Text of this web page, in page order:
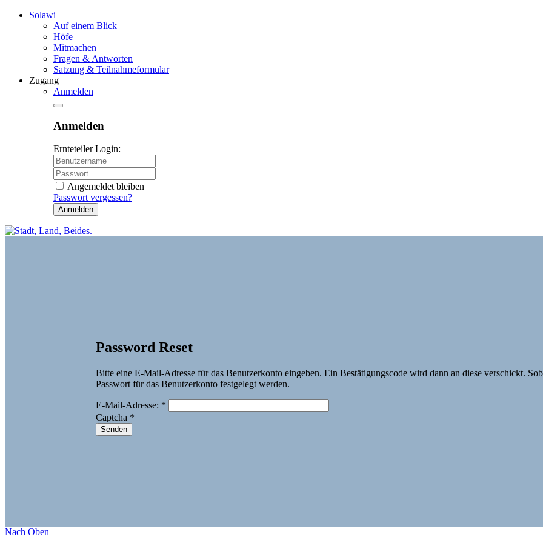
Solawi
Auf einem Blick
Höfe
Mitmachen
Fragen & Antworten
Satzung & Teilnahmeformular
Zugang
Anmelden
Anmelden
Ernteteiler Login:
Angemeldet bleiben
Passwort vergessen?
Anmelden
Password Reset
Bitte eine E-Mail-Adresse für das Benutzerkonto eingeben. Ein Bestätigungscode wird dann an diese verschickt.
Passwort für das Benutzerkonto festgelegt werden.
E-Mail-Adresse: *
Captcha *
Senden
Nach Oben